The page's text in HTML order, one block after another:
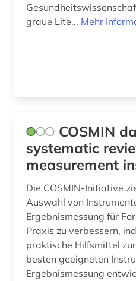
graue Lite... Mehr
COSMIN
systematic
measurement
Die COSMIN-Initiative
Auswahl von
Ergebnismessung für
Praxis zu verbessern,
praktische Hilfsmittel
besten geeigneten
Ergebnismessung